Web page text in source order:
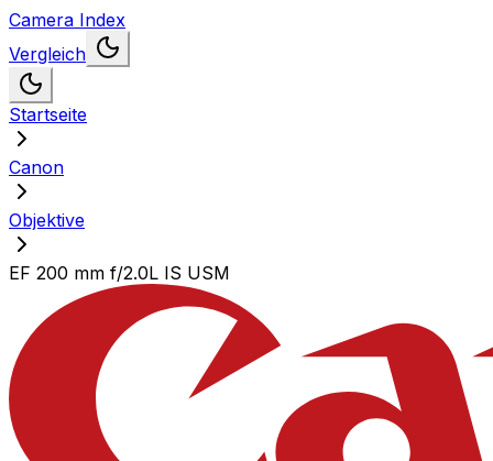
Camera Index
Vergleich
Startseite
Canon
Objektive
EF 200 mm f/2.0L IS USM